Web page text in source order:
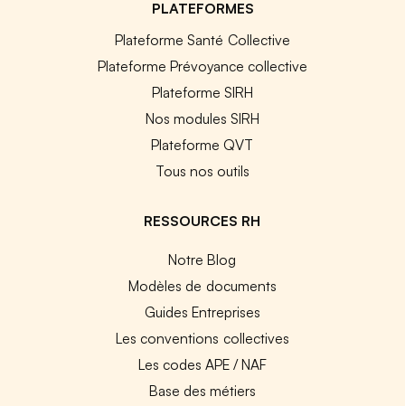
PLATEFORMES
Plateforme Santé Collective
Plateforme Prévoyance collective
Plateforme SIRH
Nos modules SIRH
Plateforme QVT
Tous nos outils
RESSOURCES RH
Notre Blog
Modèles de documents
Guides Entreprises
Les conventions collectives
Les codes APE / NAF
Base des métiers